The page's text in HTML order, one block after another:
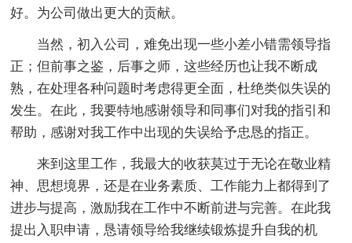
好。为公司做出更大的贡献。
当然，初入公司，难免出现一些小差小错需领导指
正；但前事之鉴，后事之师，这些经历也让我不断成
熟，在处理各种问题时考虑得更全面，杜绝类似失误的
发生。在此，我要特地感谢领导和同事们对我的指引和
帮助，感谢对我工作中出现的失误给予忠恳的指正。
来到这里工作，我最大的收获莫过于无论在敬业精
神、思想境界，还是在业务素质、工作能力上都得到了
进步与提高，激励我在工作中不断前进与完善。在此我
提出入职申请，恳请领导给我继续锻炼提升自我的机